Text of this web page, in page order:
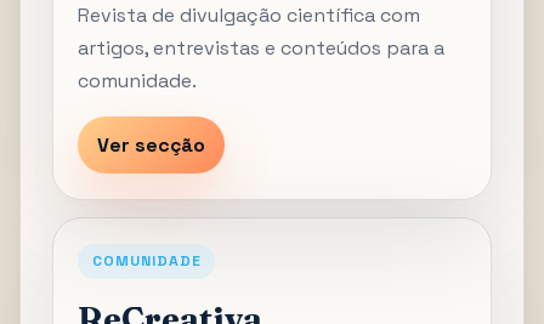
Revista de divulgação científica com
artigos, entrevistas e conteúdos para a
comunidade.
Ver secção
COMUNIDADE